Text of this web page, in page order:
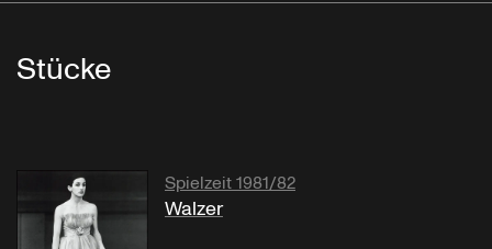
Stücke
Spielzeit 1981/82
Walzer